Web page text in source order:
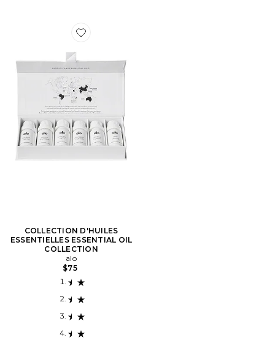
Favorite COLLECTION D'HUILES ESSENTIELLES
COLLECTION D'HUILES
ESSENTIELLES ESSENTIAL OIL
COLLECTION
alo
$75